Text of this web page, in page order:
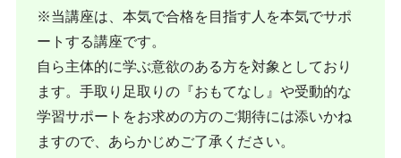
※当講座は、本気で合格を目指す人を本気でサポ
ートする講座です。
自ら主体的に学ぶ意欲のある方を対象としており
ます。手取り足取りの『おもてなし』や受動的な
学習サポートをお求めの方のご期待には添いかね
ますので、あらかじめご了承ください。